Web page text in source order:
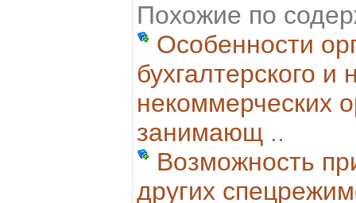
Похожие по
Особенности
бухгалтерского и
некоммерческих
занимающ ..
Возможность
других